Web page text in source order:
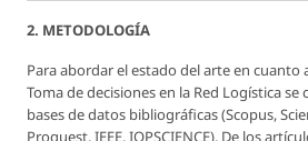
2. METODOLOGÍA
Para abordar el estado del arte en cuanto
Toma de decisiones en la Red Logística
bases de datos bibliográficas (Scopus,
Proquest, IEEE, IOPSCIENCE). De los